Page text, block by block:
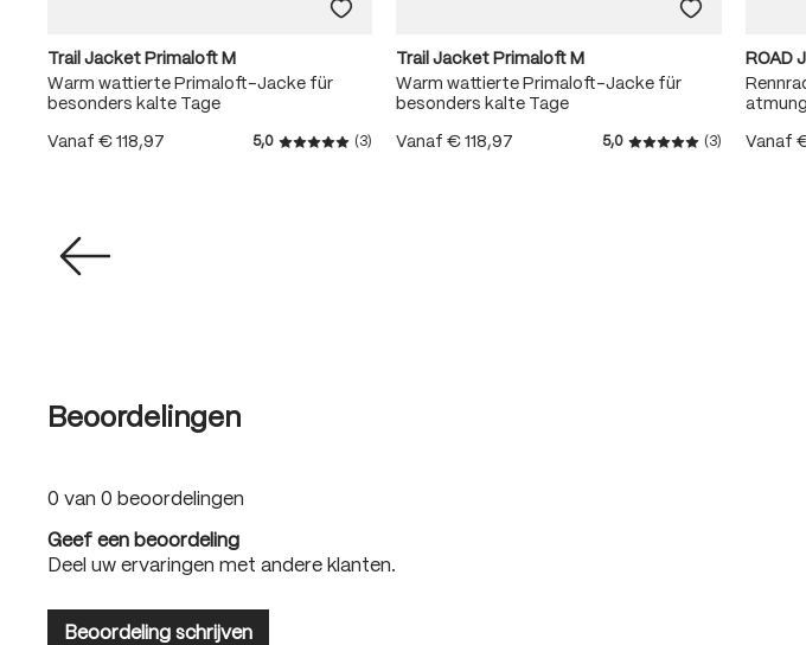
Trail Jacket Primaloft M
Warm wattierte Primaloft-Jacke für
besonders kalte Tage
Vanaf € 118,97 5,0
Gemiddelde waardering van 5 van 5 sterren
(3)
Trail Jacket Primaloft M
Warm wattierte Primaloft-Jacke für
besonders kalte Tage
Vanaf € 118,97 5,0
Gemiddelde
(3)
ROAD
Vanaf
Beoordelingen
0 van 0 beoordelingen
Geef een beoordeling
Deel uw ervaringen met andere klanten.
Beoordeling schrijven